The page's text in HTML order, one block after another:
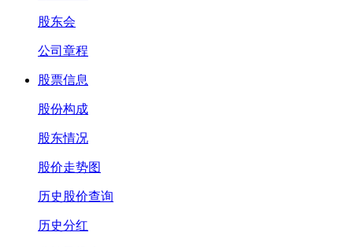
股东会
公司章程
股票信息
股份构成
股东情况
股价走势图
历史股价查询
历史分红